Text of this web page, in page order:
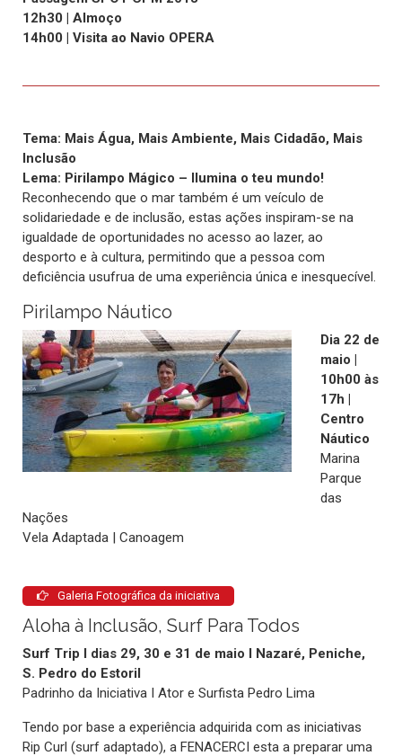
12h30 | Almoço
14h00 | Visita ao Navio OPERA
Tema: Mais Água, Mais Ambiente, Mais Cidadão, Mais
Inclusão
Lema: Pirilampo Mágico – Ilumina o teu mundo!
Reconhecendo que o mar também é um veículo de
solidariedade e de inclusão, estas ações inspiram-se na
igualdade de oportunidades no acesso ao lazer, ao
desporto e à cultura, permitindo que a pessoa com
deficiência usufrua de uma experiência única e inesquecível.
Pirilampo Náutico
Dia 22 de
maio |
10h00 às
17h |
Centro
Náutico
Marina
Parque
das
Nações
Vela Adaptada | Canoagem
Galeria Fotográfica da iniciativa
Aloha à Inclusão, Surf Para Todos
Surf Trip I dias 29, 30 e 31 de maio I Nazaré, Peniche,
S. Pedro do Estoril
Padrinho da Iniciativa I Ator e Surfista Pedro Lima
Tendo por base a experiência adquirida com as iniciativas
Rip Curl (surf adaptado), a FENACERCI esta a preparar uma